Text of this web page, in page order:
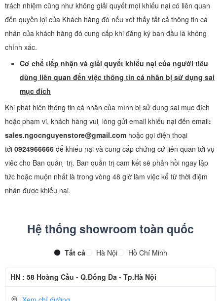
trách nhiệm cũng như không giải quyết mọi khiếu nại có liên quan
đến quyền lợi của Khách hàng đó nếu xét thấy tất cả thông tin cá
nhân của khách hàng đó cung cấp khi đăng ký ban đầu là không
chính xác.
Cơ chế tiếp nhận và giải quyết khiếu nại của người tiêu
dùng liên quan đến việc thông tin cá nhân bị sử dụng sai
mục đích
Khi phát hiên thông tin cá nhân của mình bị sử dụng sai mục đích
hoặc phạm vi, khách hàng vui ̣ lòng gửi email khiếu nại đến email:
sales.ngocnguyenstore@gmail.com hoặc gọi điện thoại
tới 0924966666 để khiếu nại và cung cấp chứng cứ liên quan tới vụ
viêc cho Ban quản ̣ trị. Ban quản trị cam kết sẽ phản hồi ngay lập
tức hoặc muộn nhất là trong vòng 48 giờ làm việc kể từ thời điệm
nhận được khiếu nại.
Hệ thống showroom toàn quốc
Tất cả Hà Nội Hồ Chí Minh
HN : 58 Hoàng Cầu - Q.Đống Đa - Tp.Hà Nội